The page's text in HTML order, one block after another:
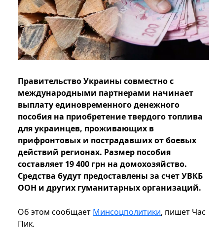
Правительство Украины совместно с
международными партнерами начинает
выплату единовременного денежного
пособия на приобретение твердого топлива
для украинцев, проживающих в
прифронтовых и пострадавших от боевых
действий регионах. Размер пособия
составляет 19 400 грн на домохозяйство.
Средства будут предоставлены за счет УВКБ
ООН и других гуманитарных организаций.
Об этом сообщает Минсоцполитики, пишет Час
Пик.